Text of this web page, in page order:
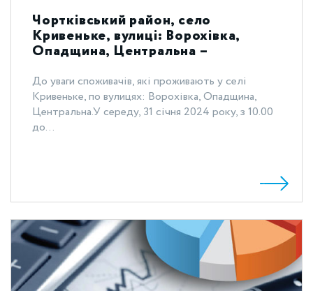
Чортківський район, село
Кривеньке, вулиці: Ворохівка,
Опадщина, Центральна –
січня 2024 року
До уваги споживачів, які проживають у селі
Кривеньке, по вулицях: Ворохівка, Опадщина,
Центральна.У середу, 31 січня 2024 року, з 10.00
до...